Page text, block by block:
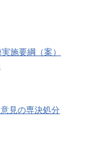
施要綱（案）
見の専決処分